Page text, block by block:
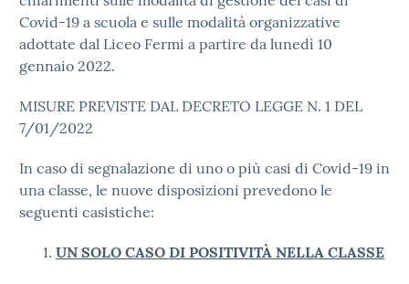
Covid-19 a scuola e sulle modalità organizzative
adottate dal Liceo Fermi a partire da lunedì 10
gennaio 2022.
MISURE PREVISTE DAL DECRETO LEGGE N. 1 DEL
7/01/2022
In caso di segnalazione di uno o più casi di Covid-19 in
una classe, le nuove disposizioni prevedono le
seguenti casistiche:
UN SOLO CASO DI POSITIVITÀ NELLA CLASSE